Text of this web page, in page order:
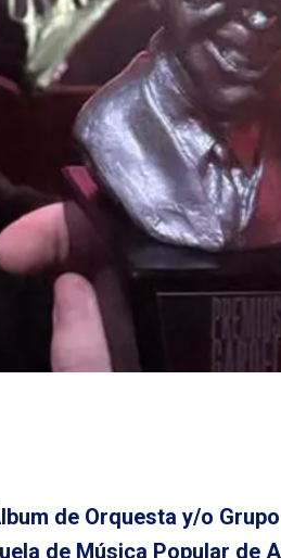
de Orquesta y/o
de Música Popular de